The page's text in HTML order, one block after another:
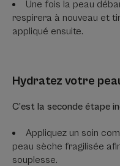
Une fois la peau
respirera à nouveau et
appliqué ensuite.
Hydratez votre
C’est la seconde étape
Appliquez un soin
peau sèche fragilisée
souplesse.